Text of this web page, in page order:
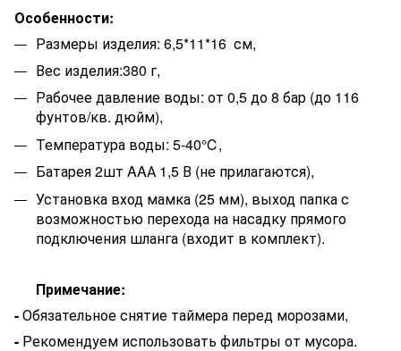
Особенности:
Размеры изделия: 6,5*11*16 см,
Вес изделия:380 г,
Рабочее давление воды: от 0,5 до 8 бар (до 116
фунтов/кв. дюйм),
Температура воды: 5-40℃,
Батарея 2шт AAА 1,5 В (не прилагаются),
Установка вход мамка (25 мм), выход папка с
возможностью перехода на насадку прямого
подключения шланга (входит в комплект).
Примечание:
-Обязательное снятие таймера перед морозами,
- Рекомендуем использовать фильтры от мусора.